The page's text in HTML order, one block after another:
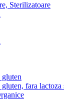
Sterilizatoare
gluten
fara lactoza